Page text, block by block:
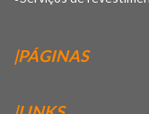
|PÁGINAS